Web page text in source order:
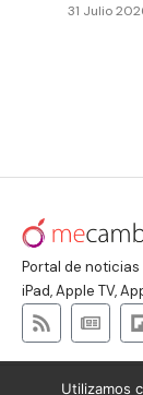
31 Julio
Portal de noticias
iPad, Apple TV,
Utilizamos